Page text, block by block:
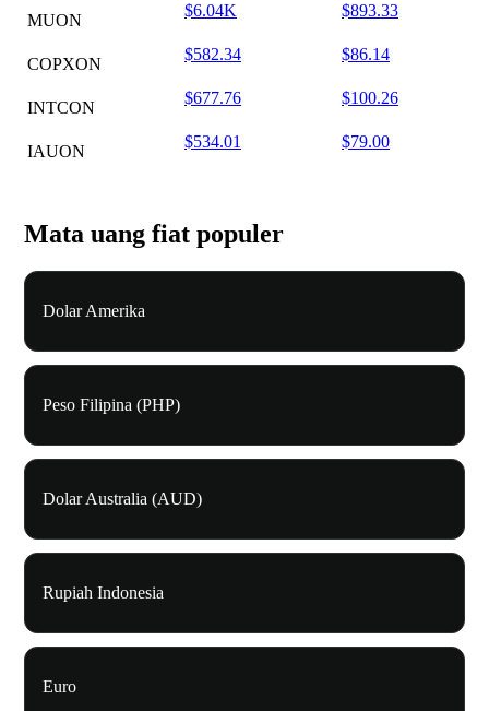
MUON
$6.04K $893.33
COPXON
$582.34 $86.14
INTCON
$677.76 $100.26
IAUON
$534.01 $79.00
Mata uang fiat populer
Dolar Amerika
Peso Filipina (PHP)
Dolar Australia (AUD)
Rupiah Indonesia
Euro